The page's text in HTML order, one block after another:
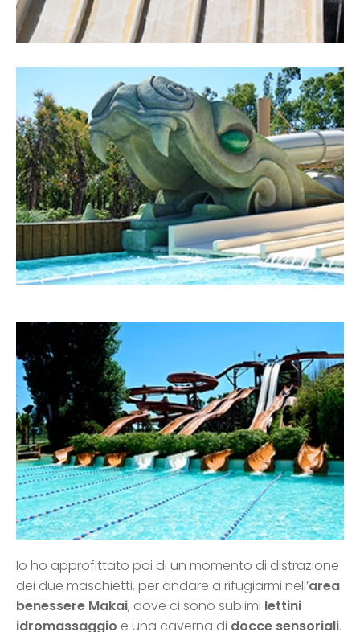
Io ho approfittato poi di un momento di distrazione
dei due maschietti, per andare a rifugiarmi nell’area
benessere Makai, dove ci sono sublimi lettini
idromassaggio e una caverna di docce sensoriali.